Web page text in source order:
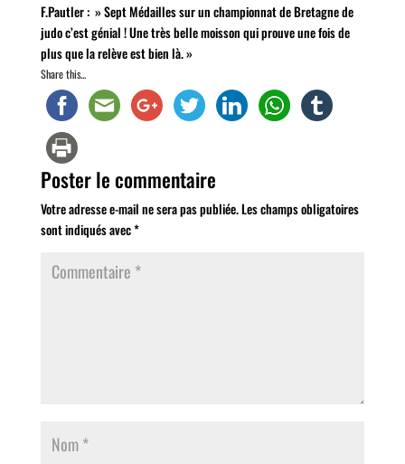
F.Pautler : » Sept Médailles sur un championnat de Bretagne de
judo c’est génial ! Une très belle moisson qui prouve une fois de
plus que la relève est bien là. »
Share this...
Poster le commentaire
Votre adresse e-mail ne sera pas publiée.Les champs obligatoires
sont indiqués avec*